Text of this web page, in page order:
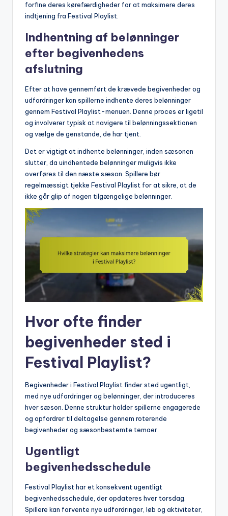
forfine deres kørefærdigheder for at maksimere deres
indtjening fra Festival Playlist.
Indhentning af belønninger
efter begivenhedens
afslutning
Efter at have gennemført de krævede begivenheder og
udfordringer kan spillerne indhente deres belønninger
gennem Festival Playlist-menuen. Denne proces er ligetil
og involverer typisk at navigere til belønningssektionen
og vælge de genstande, de har tjent.
Det er vigtigt at indhente belønninger, inden sæsonen
slutter, da uindhentede belønninger muligvis ikke
overføres til den næste sæson. Spillere bør
regelmæssigt tjekke Festival Playlist for at sikre, at de
ikke går glip af nogen tilgængelige belønninger.
Hvor ofte finder
begivenheder sted i
Festival Playlist?
Begivenheder i Festival Playlist finder sted ugentligt,
med nye udfordringer og belønninger, der introduceres
hver sæson. Denne struktur holder spillerne engagerede
og opfordrer til deltagelse gennem roterende
begivenheder og sæsonbestemte temaer.
Ugentligt
begivenhedsschedule
Festival Playlist har et konsekvent ugentligt
begivenhedsschedule, der opdateres hver torsdag.
Spillere kan forvente nye udfordringer, løb og aktiviteter,